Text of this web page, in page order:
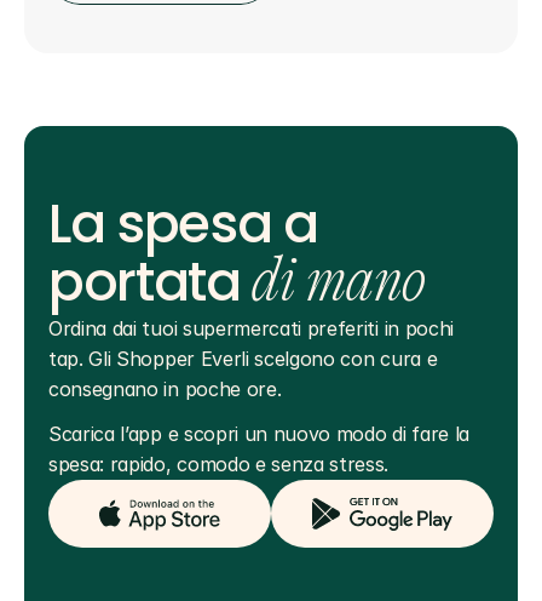
La spesa a
portatadi mano
Ordina dai tuoi supermercati preferiti in pochi
tap. Gli Shopper Everli scelgono con cura e
consegnano in poche ore.
Scarica l’app e scopri un nuovo modo di fare la
spesa: rapido, comodo e senza stress.